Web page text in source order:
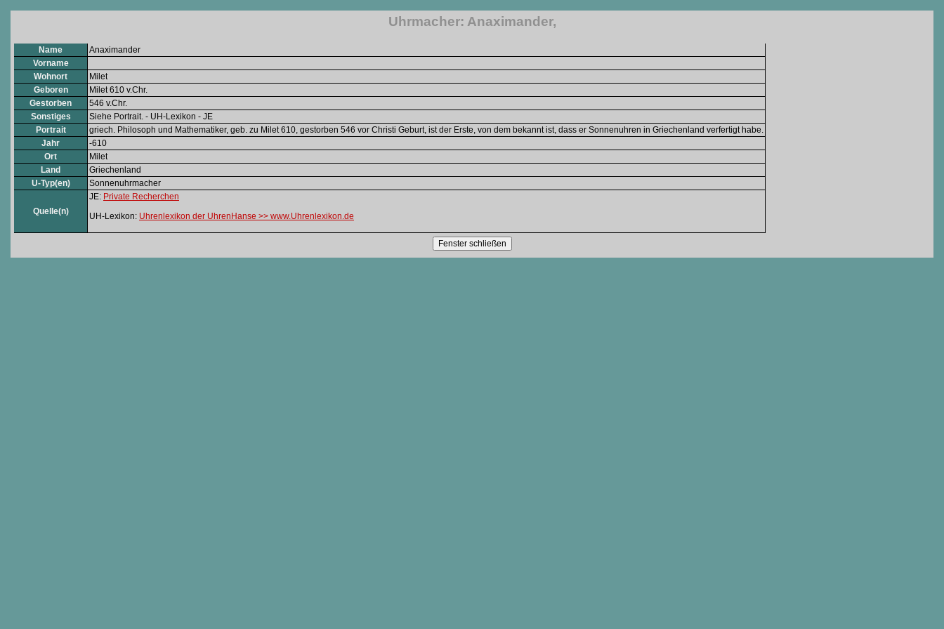
Uhrmacher: Anaximander,
Name
Anaximander
Vorname
Wohnort
Milet
Geboren
Milet 610 v.Chr.
Gestorben
546 v.Chr.
Sonstiges
Siehe Portrait. - UH-Lexikon - JE
Portrait
griech. Philosoph und Mathematiker, geb. zu Milet 610, gestorben 546 vor Christi Geburt, ist der Erste, von dem bekannt ist, dass er Sonnenuhren in Griechenland verfertigt habe.
Jahr
-610
Ort
Milet
Land
Griechenland
U-Typ(en)
Sonnenuhrmacher
Quelle(n)
JE: Private Recherchen
UH-Lexikon: Uhrenlexikon der UhrenHanse >> www.Uhrenlexikon.de